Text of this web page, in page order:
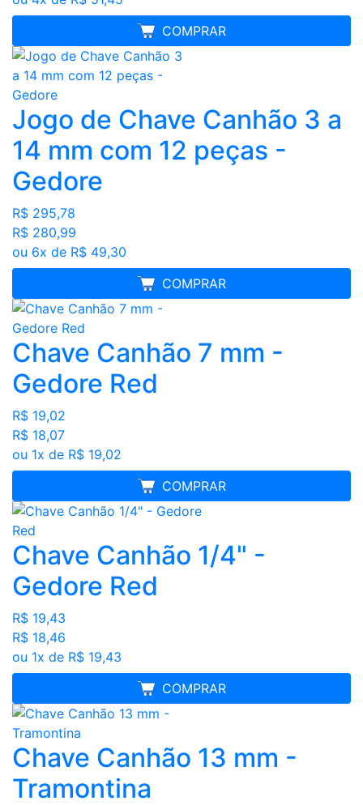
COMPRAR
MELHOR PREÇO
Jogo de Chave Canhão 3 a
14 mm com 12 peças -
Gedore
R$ 295,78
R$ 280,99
ou 6x de R$ 49,30
COMPRAR
MELHOR PREÇO
Chave Canhão 7 mm -
Gedore Red
R$ 19,02
R$ 18,07
ou 1x de R$ 19,02
COMPRAR
MELHOR PREÇO
Chave Canhão 1/4" -
Gedore Red
R$ 19,43
R$ 18,46
ou 1x de R$ 19,43
COMPRAR
MELHOR PREÇO
Chave Canhão 13 mm -
Tramontina